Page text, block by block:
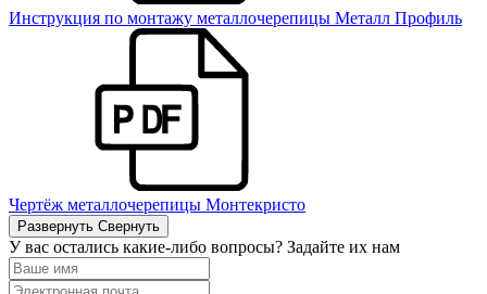
Инструкция по монтажу металлочерепицы Металл Профиль
Чертёж металлочерепицы Монтекристо
Развернуть Свернуть
У вас остались какие-либо вопросы? Задайте их нам